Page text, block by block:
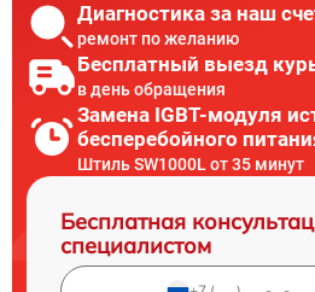
Диагностика за наш
ремонт по желанию
Бесплатный выезд
в день обращения
Замена IGBT-модуля
бесперебойного
Штиль SW1000L от 35 минут
Бесплатная
специалистом